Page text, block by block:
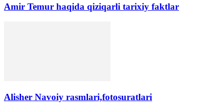
Amir Temur haqida qiziqarli tarixiy faktlar
Alisher Navoiy rasmlari,fotosuratlari